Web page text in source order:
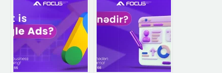
əhəmiyyətlidir?